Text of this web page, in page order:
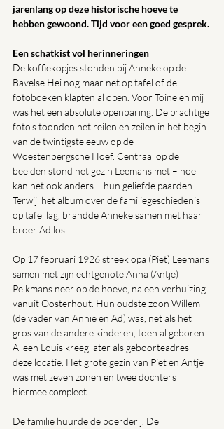
jarenlang op deze historische hoeve te
hebben gewoond. Tijd voor een goed gesprek.
Een schatkist vol herinneringen
De koffiekopjes stonden bij Anneke op de
Bavelse Hei nog maar net op tafel of de
fotoboeken klapten al open. Voor Toine en mij
was het een absolute openbaring. De prachtige
foto’s toonden het reilen en zeilen in het begin
van de twintigste eeuw op de
Woestenbergsche Hoef. Centraal op de
beelden stond het gezin Leemans met – hoe
kan het ook anders – hun geliefde paarden.
Terwijl het album over de familiegeschiedenis
op tafel lag, brandde Anneke samen met haar
broer Ad los.
Op 17 februari 1926 streek opa (Piet) Leemans
samen met zijn echtgenote Anna (Antje)
Pelkmans neer op de hoeve, na een verhuizing
vanuit Oosterhout. Hun oudste zoon Willem
(de vader van Annie en Ad) was, net als het
gros van de andere kinderen, toen al geboren.
Alleen Louis kreeg later als geboorteadres
deze locatie. Het grote gezin van Piet en Antje
was met zeven zonen en twee dochters
hiermee compleet.
De familie huurde de boerderij. De